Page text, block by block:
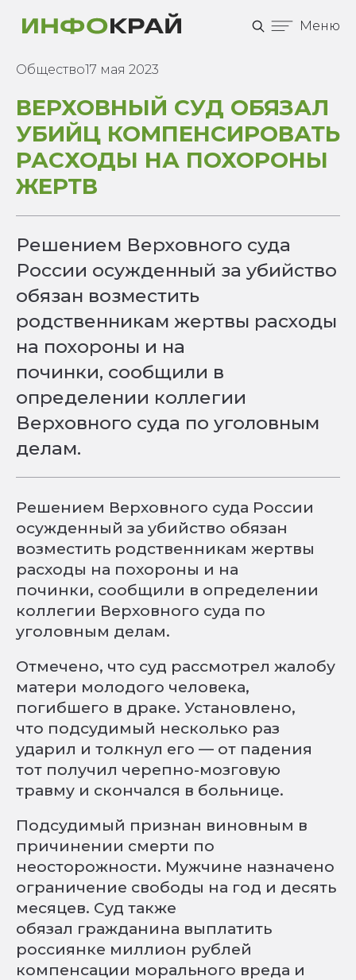
Меню
Общество17 мая 2023
ВЕРХОВНЫЙ СУД ОБЯЗАЛ
УБИЙЦ КОМПЕНСИРОВАТЬ
РАСХОДЫ НА ПОХОРОНЫ
ЖЕРТВ
Решением Верховного суда
России осужденный за убийство
обязан возместить
родственникам жертвы расходы
на похороны и на
починки, сообщили в
определении коллегии
Верховного суда по уголовным
делам.
Решением Верховного суда России
осужденный за убийство обязан
возместить родственникам жертвы
расходы на похороны и на
починки, сообщили в определении
коллегии Верховного суда по
уголовным делам.
Отмечено, что суд рассмотрел жалобу
матери молодого человека,
погибшего в драке. Установлено,
что подсудимый несколько раз
ударил и толкнул его — от падения
тот получил черепно-мозговую
травму и скончался в больнице.
Подсудимый признан виновным в
причинении смерти по
неосторожности. Мужчине назначено
ограничение свободы на год и десять
месяцев. Суд также
обязал гражданина выплатить
россиянке миллион рублей
компенсации морального вреда и